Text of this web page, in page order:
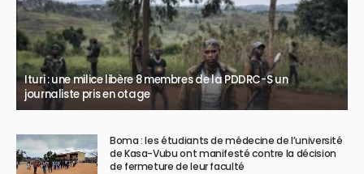
Ituri : une milice libère 8 membres de la PDDRC-S un
journaliste pris en otage
Boma : les étudiants de médecine de l’université
de Kasa-Vubu ont manifesté contre la décision
de fermeture de leur faculté